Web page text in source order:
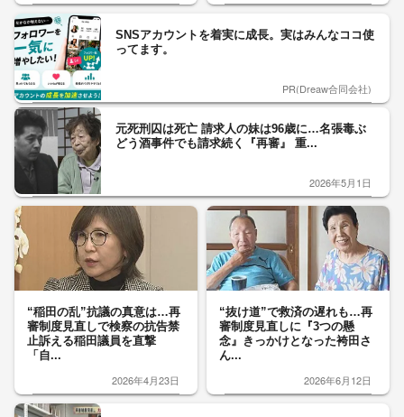
SNSアカウントを着実に成長。実はみんなココ使
ってます。
PR(Dreaw合同会社)
元死刑囚は死亡 請求人の妹は96歳に…名張毒ぶ
どう酒事件でも請求続く『再審』 重...
2026年5月1日
“稲田の乱”抗議の真意は…再
審制度見直しで検察の抗告禁
止訴える稲田議員を直撃
「自...
2026年4月23日
“抜け道”で救済の遅れも…再
審制度見直しに『3つの懸
念』きっかけとなった袴田さ
ん...
2026年6月12日